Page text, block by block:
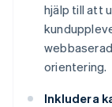
hjälp till att
orientering.
Inkludera